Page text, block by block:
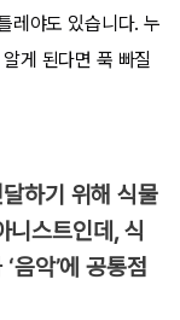
레야도 있습니다. 누
게 된다면 푹 빠질
하기 위해 식물
니스트인데, 식
음악’에 공통점